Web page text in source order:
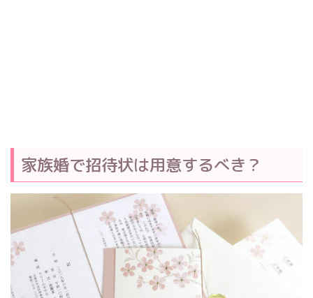
家族婚で招待状は用意するべき？